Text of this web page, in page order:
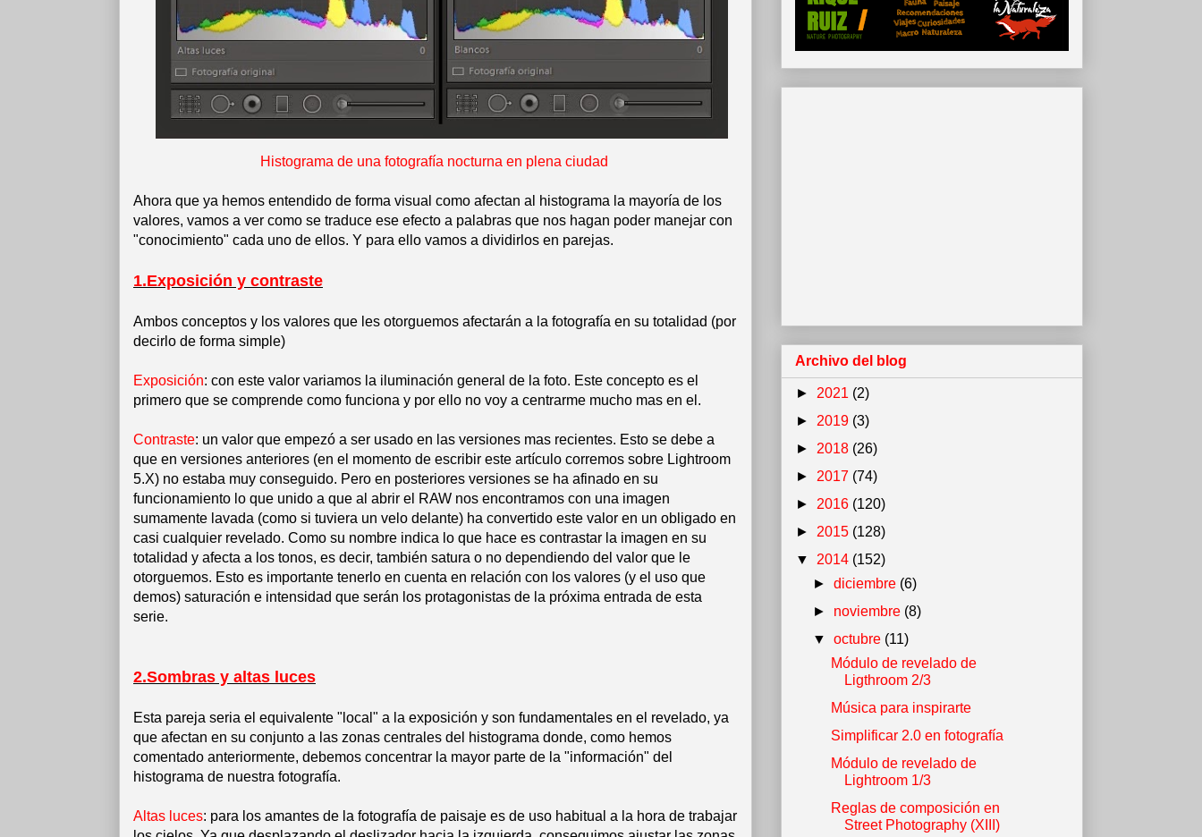
Histograma de una fotografía nocturna en plena ciudad
Ahora que ya hemos entendido de forma visual como afectan al histograma la mayoría de los
valores, vamos a ver como se traduce ese efecto a palabras que nos hagan poder manejar con
"conocimiento" cada uno de ellos. Y para ello vamos a dividirlos en parejas.
1.Exposición y contraste
Ambos conceptos y los valores que les otorguemos afectarán a la fotografía en su totalidad (por
decirlo de forma simple)
Exposición: con este valor variamos la iluminación general de la foto. Este concepto es el
primero que se comprende como funciona y por ello no voy a centrarme mucho mas en el.
Contraste: un valor que empezó a ser usado en las versiones mas recientes. Esto se debe a
que en versiones anteriores (en el momento de escribir este artículo corremos sobre Lightroom
5.X) no estaba muy conseguido. Pero en posteriores versiones se ha afinado en su
funcionamiento lo que unido a que al abrir el RAW nos encontramos con una imagen
sumamente lavada (como si tuviera un velo delante) ha convertido este valor en un obligado en
casi cualquier revelado. Como su nombre indica lo que hace es contrastar la imagen en su
totalidad y afecta a los tonos, es decir, también satura o no dependiendo del valor que le
otorguemos. Esto es importante tenerlo en cuenta en relación con los valores (y el uso que
demos) saturación e intensidad que serán los protagonistas de la próxima entrada de esta
serie.
2.Sombras y altas luces
Esta pareja seria el equivalente "local" a la exposición y son fundamentales en el revelado, ya
que afectan en su conjunto a las zonas centrales del histograma donde, como hemos
comentado anteriormente, debemos concentrar la mayor parte de la "información" del
histograma de nuestra fotografía.
Altas luces: para los amantes de la fotografía de paisaje es de uso habitual a la hora de trabajar
Archivo del blog
► 2021 (2)
► 2019 (3)
► 2018 (26)
► 2017 (74)
► 2016 (120)
► 2015 (128)
▼ 2014 (152)
►diciembre (6)
► noviembre (8)
▼octubre (11)
Módulo de revelado de
Ligthroom 2/3
Música para inspirarte
Simplificar 2.0 en fotografía
Módulo de revelado de
Lightroom 1/3
Reglas de composición en
Street Photography (XIII)